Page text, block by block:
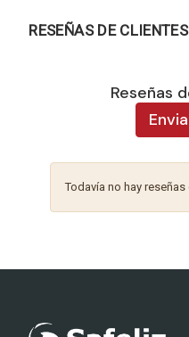
RESEÑAS DE
Reseñas
Todavía no hay